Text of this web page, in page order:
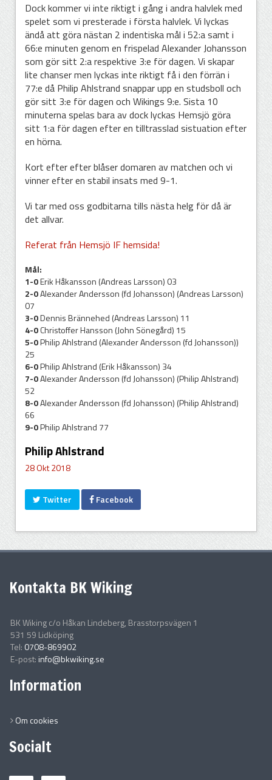
Dock kommer vi inte riktigt i gång i andra halvlek med
spelet som vi presterade i första halvlek. Vi lyckas
ändå att göra nästan 2 indentiska mål i 52:a samt i
66:e minuten genom en frispelad Alexander Johansson
som gör sitt 2:a respektive 3:e för dagen. Vi skapar
lite chanser men lyckas inte riktigt få i den förrän i
77:e då Philip Ahlstrand snappar upp en studsboll och
gör sitt 3:e för dagen och Wikings 9:e. Sista 10
minuterna spelas bara av dock lyckas Hemsjö göra
sitt 1:a för dagen efter en tilltrasslad sistuation efter
en hörna.
Kort efter efter blåser domaren av matchen och vi
vinner efter en stabil insats med 9-1.
Vi tar med oss godbitarna tills nästa helg för då är
det allvar.
Referat från Hemsjö IF hemsida!
Mål:
1-0Erik Håkansson (Andreas Larsson) 03
2-0Alexander Andersson (fd Johansson) (Andreas Larsson)
07
3-0Dennis Brännehed (Andreas Larsson) 11
4-0Christoffer Hansson (John Sönegård) 15
5-0Philip Ahlstrand (Alexander Andersson (fd Johansson))
25
6-0Philip Ahlstrand (Erik Håkansson) 34
7-0Alexander Andersson (fd Johansson) (Philip Ahlstrand)
52
8-0Alexander Andersson (fd Johansson) (Philip Ahlstrand)
66
9-0Philip Ahlstrand 77
Philip Ahlstrand
28 Okt 2018
Twitter Facebook
Kontakta BK Wiking
BK Wiking c/o Håkan Lindeberg, Brasstorpsvägen 1
531 59 Lidköping
Tel: 0708-869902
E-post:info@bkwiking.se
Information
Om cookies
Socialt